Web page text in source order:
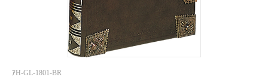
ｱH-GL-1801-BR